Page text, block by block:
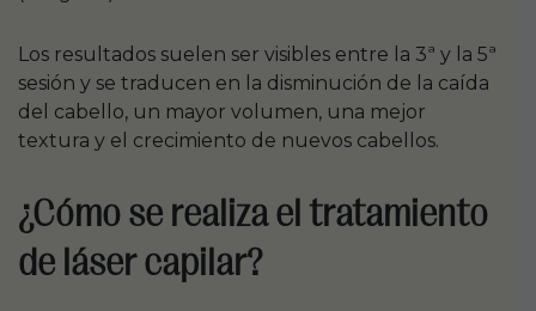
Los resultados suelen ser visibles entre la 3ª y la 5ª
sesión y se traducen en la disminución de la caída
del cabello, un mayor volumen, una mejor
textura y el crecimiento de nuevos cabellos.
¿Cómo se realiza el tratamiento
de láser capilar?